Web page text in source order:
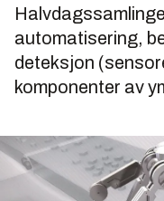
automatisering,
deteksjon
komponenter av